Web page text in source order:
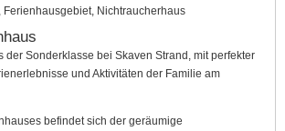
Nichtraucherhaus
der Sonderklasse bei Skaven Strand, mit perfekter
und Aktivitäten der Familie am
befindet sich der geräumige